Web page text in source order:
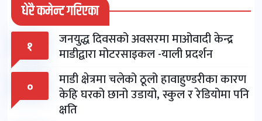
धेरै कमेन्ट गरिएका
१ जनयुद्ध दिवसको अवसरमा माओवादी केन्द्र
माडीद्वारा मोटरसाइकल -याली प्रदर्शन
०
माडी क्षेत्रमा चलेको ठूलो हावाहुण्डरीका कारण
केहि घरको छानो उडायो, स्कुल र रेडियोमा पनि
क्षति